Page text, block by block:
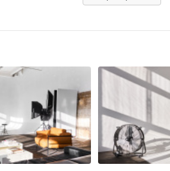
следы. Покраска циклорамы - 1500